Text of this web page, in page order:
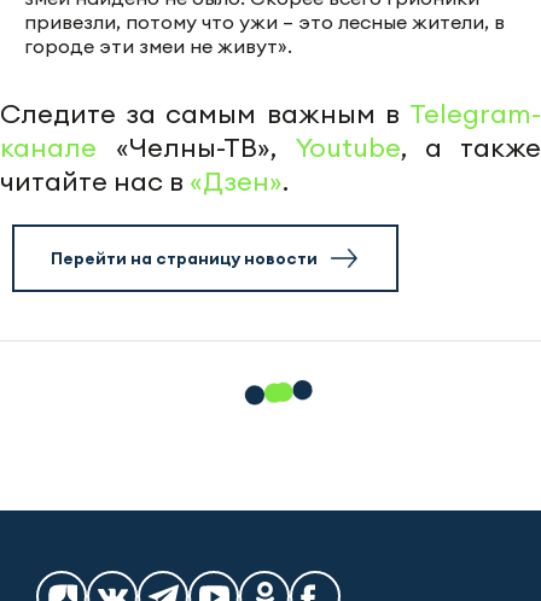
привезли, потому что ужи – это лесные жители, в
городе эти змеи не живут».
Следите за самым важным в Telegram-
канале «Челны-ТВ», Youtube, а также
читайте нас в «Дзен».
Перейти на страницу новости